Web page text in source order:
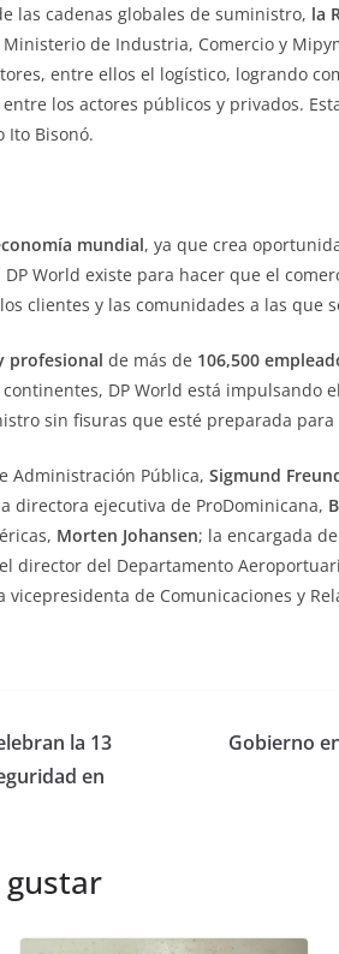
las cadenas globales de suministro, la
de Industria, Comercio y
entre ellos el logístico, logrando
los actores públicos y privados.
Ito Bisonó.
mundial, ya que crea
World existe para hacer que el
clientes y las comunidades a las que
profesional de más de 106,500
continentes, DP World está impulsando
sin fisuras que esté preparada
Administración Pública, Sigmund
directora ejecutiva de ProDominicana,
Morten Johansen; la encargada
director del Departamento
vicepresidenta de Comunicaciones y
la 13
en
Gobierno